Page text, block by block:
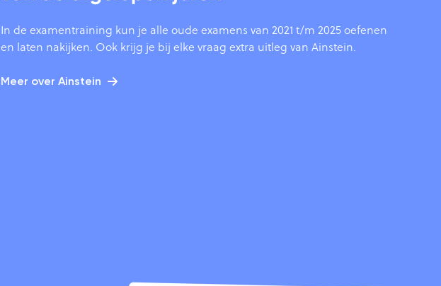
In de examentraining kun je alle oude examens van 2021 t/m 2025 oefenen
en laten nakijken. Ook krijg je bij elke vraag extra uitleg van Ainstein.
Meer over Ainstein